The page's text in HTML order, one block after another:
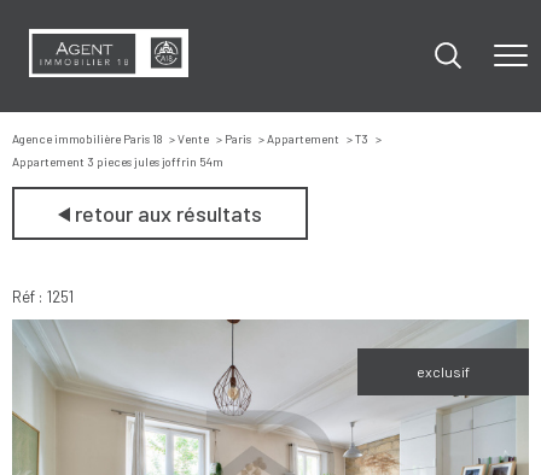
Agence immobilière Paris 18 Vente Paris Appartement
T3
Appartement 3 pieces jules joffrin 54m
retour aux résultats
Réf : 1251
exclusif